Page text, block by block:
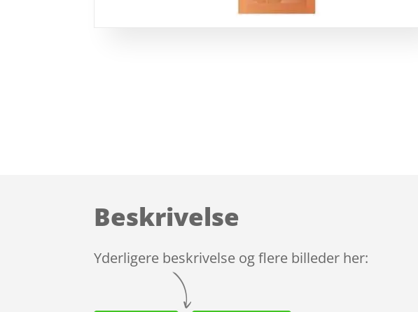
Beskrivelse
Yderligere beskrivelse og flere billeder her: